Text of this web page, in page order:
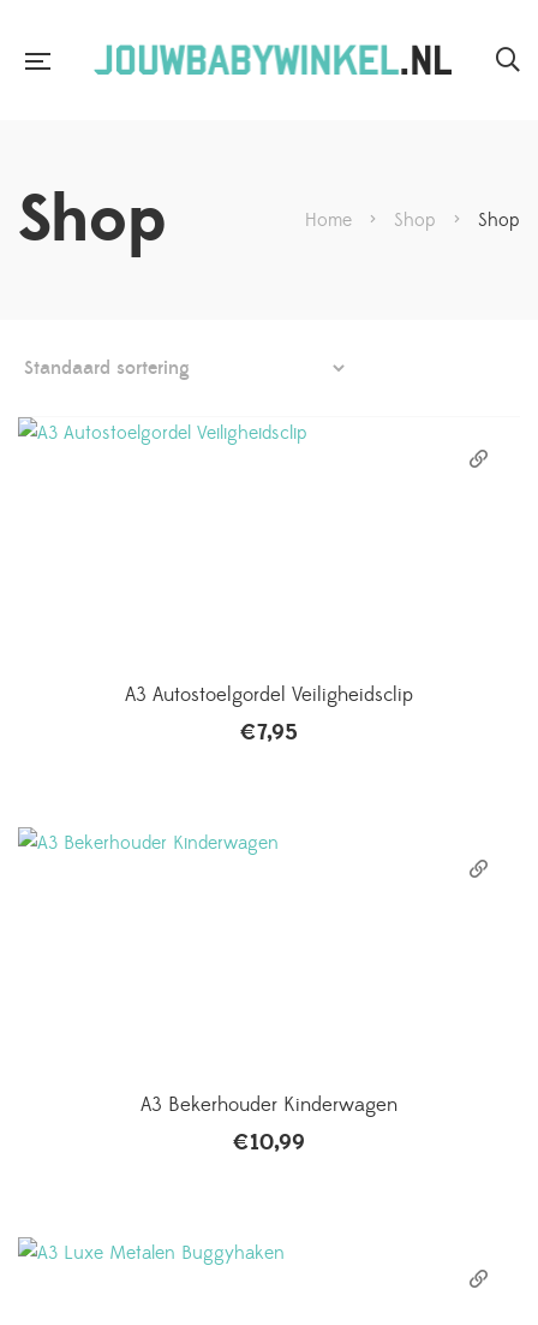
Shop Home > Shop > Shop
A3 Autostoelgordel Veiligheidsclip
€7,95
A3 Bekerhouder Kinderwagen
€10,99